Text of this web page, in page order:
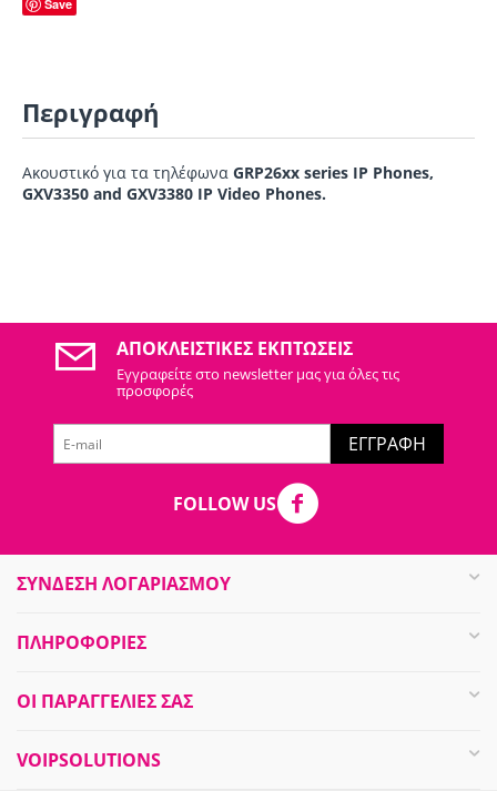
Save
Περιγραφή
Ακουστικό για τα τηλέφωνα GRP26xx series IP Phones,
GXV3350 and GXV3380 IP Video Phones.
ΑΠΟΚΛΕΙΣΤΙΚΈΣ ΕΚΠΤΏΣΕΙΣ
Εγγραφείτε στo newsletter μας για όλες τις
προσφορές
ΕΓΓΡΑΦΉ
FOLLOW US
ΣΥΝΔΕΣΗ ΛΟΓΑΡΙΑΣΜΟΥ​
ΠΛΗΡΟΦΟΡΊΕΣ
ΟΙ ΠΑΡΑΓΓΕΛΊΕΣ​ ΣΑΣ
VOIPSOLUTIONS